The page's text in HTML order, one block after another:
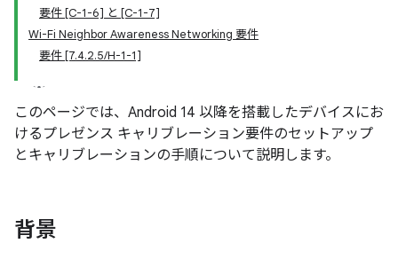
要件 [C-1-6] と [C-1-7]
Wi-Fi Neighbor Awareness Networking 要件
要件 [7.4.2.5/H-1-1]
このページでは、Android 14 以降を搭載したデバイスにお
けるプレゼンス キャリブレーション要件のセットアップ
とキャリブレーションの手順について説明します。
背景